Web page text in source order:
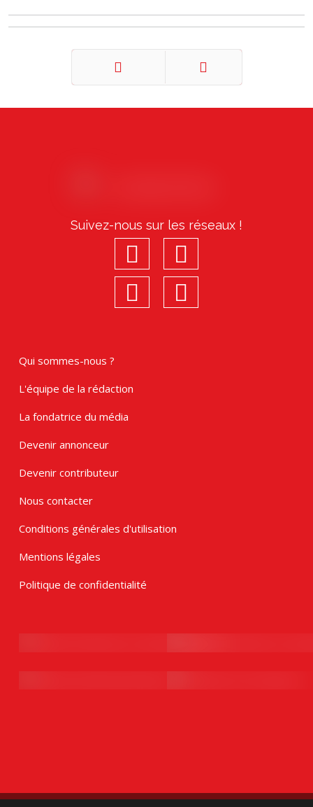
Suivez-nous sur les réseaux !
facebook
linkedin
Qui sommes-nous ?
L'équipe de la rédaction
La fondatrice du média
Devenir annonceur
Devenir contributeur
Nous contacter
Conditions générales d'utilisation
Mentions légales
Politique de confidentialité